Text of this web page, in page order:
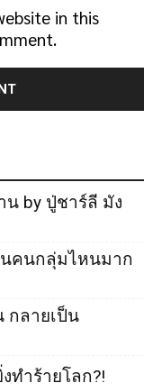
in this
by ปู่ชาร์ลี มัง
นคนกลุ่มไหนมาก
กลายเป็น
ทำร้ายโลก?!